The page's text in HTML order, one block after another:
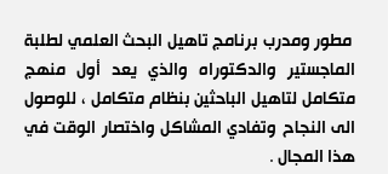
مطور ومدرب برنامج تاهيل البحث العلمي لطلبة
الماجستير والدكتوراه والذي يعد أول منهج
متكامل لتاهيل الباحثين بنظام متكامل ، للوصول
الى النجاح وتفادي المشاكل واختصار الوقت في
هذا المجال .